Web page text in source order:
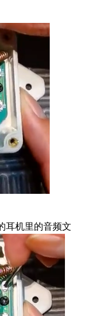
耳机里的音频文